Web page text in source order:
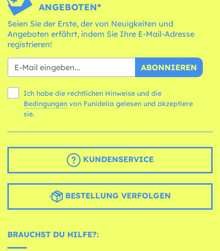
ANGEBOTEN*
Seien Sie der Erste, der von Neuigkeiten und
Angeboten erfährt, indem Sie Ihre E-Mail-Adresse
registrieren!
ABONNIEREN
Ich habe die rechtlichen Hinweise und die
Bedingungen
sie.
KUNDENSERVICE
BESTELLUNG VERFOLGEN
BRAUCHST DU HILFE?: